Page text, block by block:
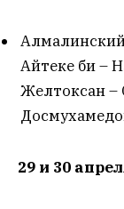
Айтеке би –
Желтоксан –
29 и 30